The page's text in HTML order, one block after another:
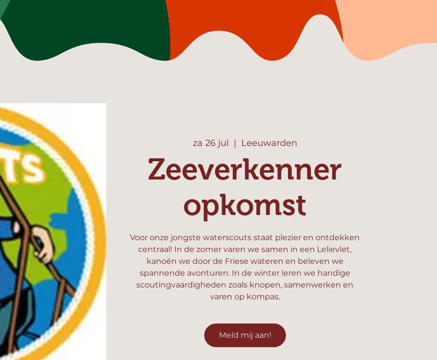
za 26 jul
  |
Leeuwarden
Zeeverkenner
opkomst
Voor onze jongste waterscouts staat plezier en ontdekken
centraal! In de zomer varen we samen in een Lelievlet,
kanoën we door de Friese wateren en beleven we
spannende avonturen. In de winter leren we handige
scoutingvaardigheden zoals knopen, samenwerken en
varen op kompas.
Meld mij aan!